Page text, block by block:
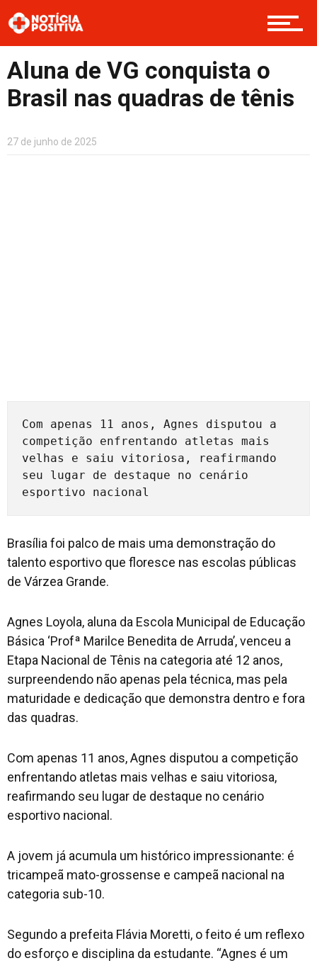
Opinião
Aluna de VG conquista o
Brasil nas quadras de tênis
27 de junho de 2025
Com apenas 11 anos, Agnes disputou a
competição enfrentando atletas mais
velhas e saiu vitoriosa, reafirmando
seu lugar de destaque no cenário
esportivo nacional
Brasília foi palco de mais uma demonstração do
talento esportivo que floresce nas escolas públicas
de Várzea Grande.
Agnes Loyola, aluna da Escola Municipal de Educação
Básica ‘Profª Marilce Benedita de Arruda’, venceu a
Etapa Nacional de Tênis na categoria até 12 anos,
surpreendendo não apenas pela técnica, mas pela
maturidade e dedicação que demonstra dentro e fora
das quadras.
Com apenas 11 anos, Agnes disputou a competição
enfrentando atletas mais velhas e saiu vitoriosa,
reafirmando seu lugar de destaque no cenário
esportivo nacional.
A jovem já acumula um histórico impressionante: é
tricampeã mato-grossense e campeã nacional na
categoria sub-10.
Segundo a prefeita Flávia Moretti, o feito é um reflexo
do esforço e disciplina da estudante. “Agnes é um